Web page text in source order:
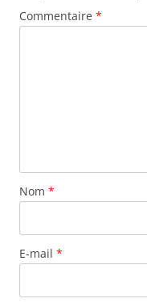
Commentaire *
Nom *
E-mail *